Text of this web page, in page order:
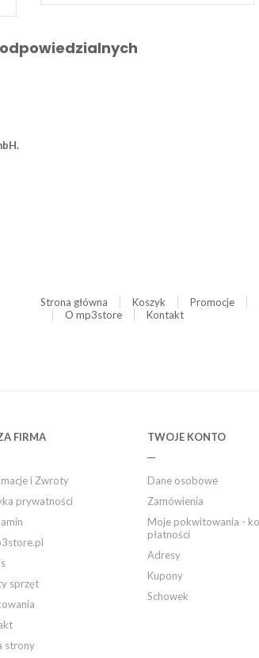
Strona główna Koszyk Promocje
O mp3store
Kontakt
FIRMA
i Zwroty
prywatności
sprzęt
strony
TWOJE KONTO
Dane osobowe
Zamówienia
Moje pokwitowania -
płatności
Adresy
Kupony
Schowek